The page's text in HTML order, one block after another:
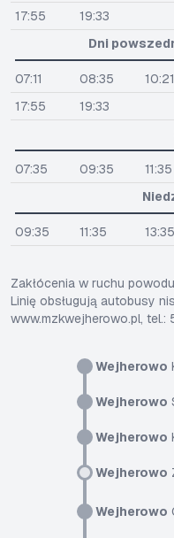
Wejherowo
Wejherowo
Wejherowo
Wejherowo
Wejherowo
17:55
19:33
Dni
07:11 08:35 10:21
17:55
19:33
07:35 09:35 11:35
09:35 11:35 13:35
Zakłócenia w ruchu
Linię obsługują autobusy
www.mzkwejherowo.pl, tel.: